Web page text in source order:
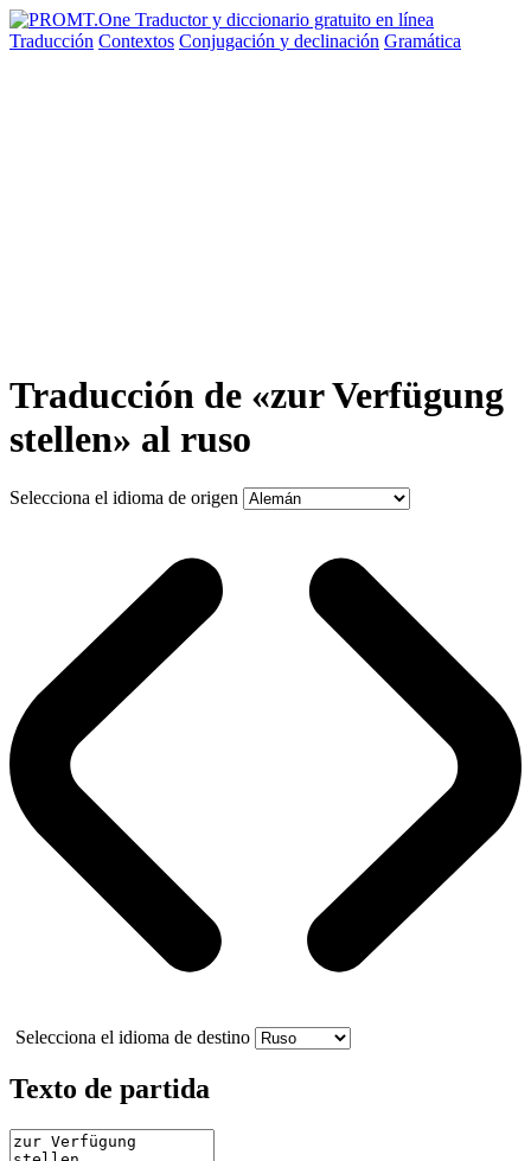
Traducción Contextos Conjugación y declinación Gramática
Traducción de «zur Verfügung
stellen» al ruso
Selecciona el idioma de origen
Selecciona el idioma de destino
Texto de partida